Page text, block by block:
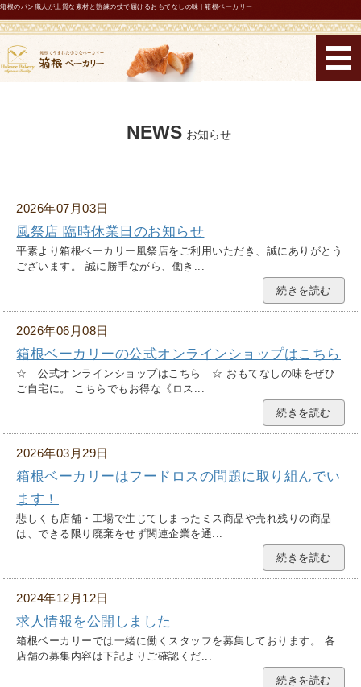
箱根ベーカリ
箱根のパン職人が上質な素材と熟練の技で届けるおもてなしの味 | 箱根ベーカリー
お問い合わせ
NEWS お知らせ
2026年07月03日
風祭店 臨時休業日のお知らせ
平素より箱根ベーカリー風祭店をご利用いただき、誠にありがとう
ございます。 誠に勝手ながら、働き...
続きを読む
2026年06月08日
箱根ベーカリーの公式オンラインショップはこちら
☆ 公式オンラインショップはこちら ☆ おもてなしの味をぜひ
ご自宅に。 こちらでもお得な《ロス...
続きを読む
2026年03月29日
箱根ベーカリーはフードロスの問題に取り組んでい
ます！
悲しくも店舗・工場で生じてしまったミス商品や売れ残りの商品
は、できる限り廃棄をせず関連企業を通...
続きを読む
2024年12月12日
求人情報を公開しました
箱根ベーカリーでは一緒に働くスタッフを募集しております。 各
店舗の募集内容は下記よりご確認くだ...
続きを読む